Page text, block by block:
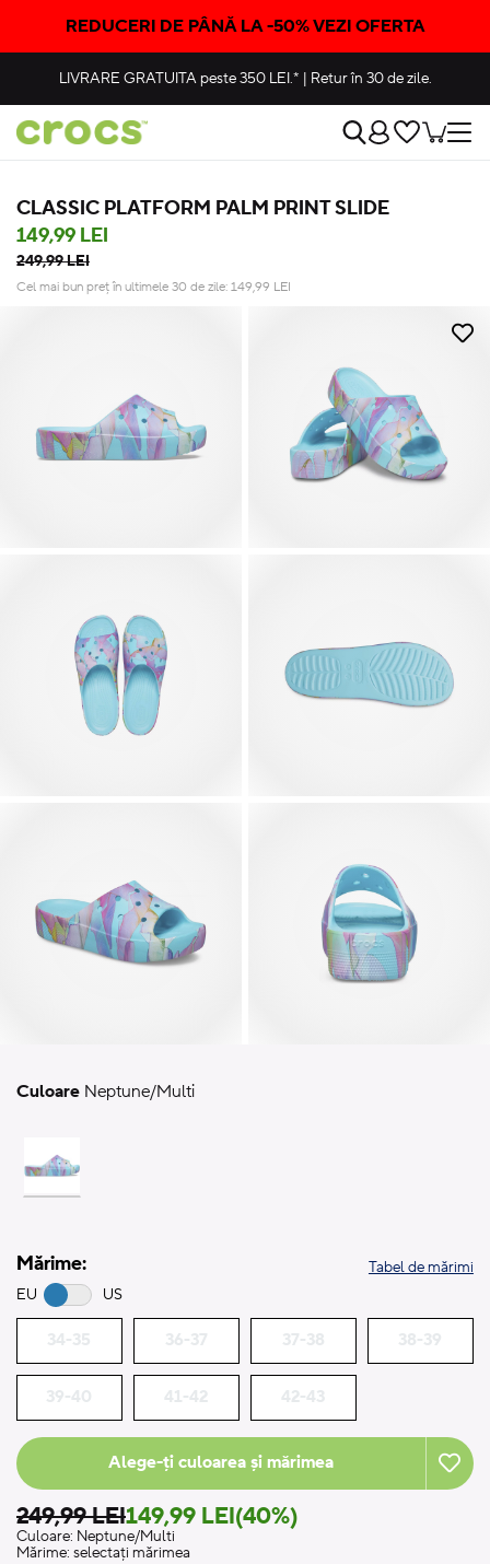
REDUCERI DE PÂNĂ LA -50% VEZI OFERTA
LIVRARE GRATUITApeste 350 LEI.* | Retur în 30 de zile.
CLASSIC PLATFORM PALM PRINT SLIDE
149,99 LEI
249,99 LEI
Cel mai bun preț în ultimele 30 de zile: 149,99 LEI
Culoare Neptune/Multi
Mărime:
EU US
Tabel de mărimi
34-35 36-37 37-38 38-39
39-40 41-42 42-43
Alege-ți culoarea și mărimea
249,99 LEI149,99 LEI(40%)
Culoare: Neptune/Multi
Mărime: selectați mărimea